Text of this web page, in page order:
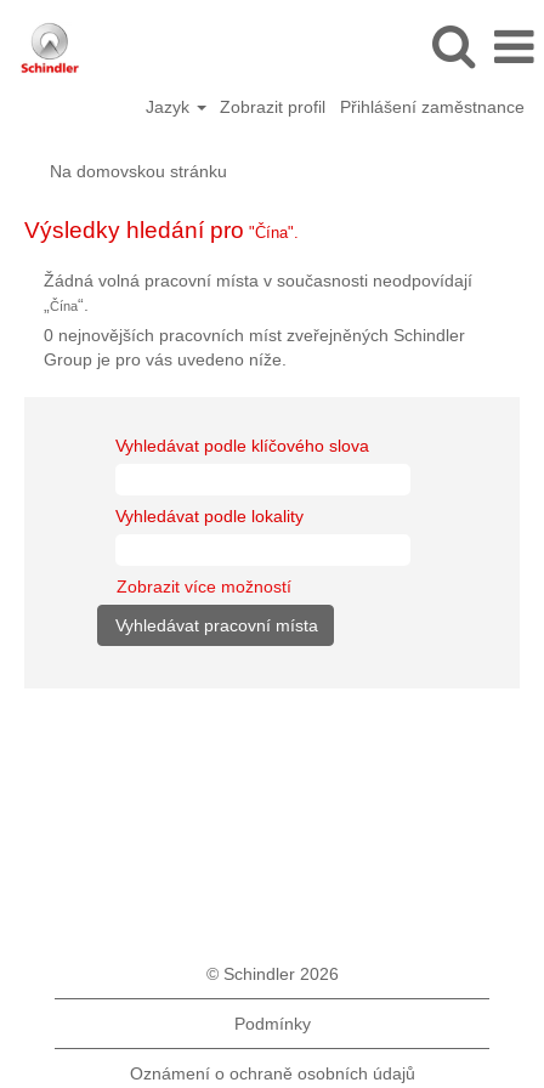
Jazyk Zobrazit profil Přihlášení zaměstnance
Na domovskou stránku
Výsledky hledání pro "Čína".
Žádná volná pracovní místa v současnosti neodpovídají
Čína“.
0 nejnovějších pracovních míst zveřejněných Schindler
Group je pro vás uvedeno níže.
Vyhledávat podle klíčového slova
Vyhledávat podle lokality
Zobrazit více možností
© Schindler 2026
Podmínky
Oznámení o ochraně osobních údajů